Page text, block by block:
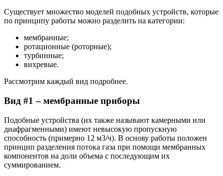
Существует множество моделей подобных устройств, которые
по принципу работы можно разделить на категории:
мембранные;
ротационные (роторные);
турбинные;
вихревые.
Рассмотрим каждый вид подробнее.
Вид #1 – мембранные приборы
Подобные устройства (их также называют камерными или
диафрагменными) имеют невысокую пропускную
способность (примерно 12 м3/ч). В основу работы положен
принцип разделения потока газа при помощи мембранных
компонентов на доли объема с последующим их
суммированием.